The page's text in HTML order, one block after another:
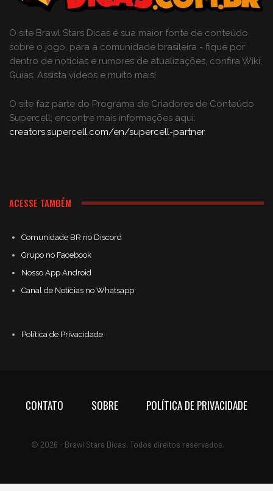
O site Brawl Stars Dicas é sua maior fonte de conteúdo
sobre o jogo, para a comunidade brasileira - fique por
dentro de notícias e rumores de atualizações, confira Wiki,
Guias, Assista vídeos e muito mais!
O site faz parte do Programa de Criadores de Conteúdo
Supercell; encontre mais informações aqui:
creators.supercell.com/en/supercell-partner.
ACESSE TAMBÉM
Comunidade BR no Discord
Grupo no Facebook
Nosso App Android
Canal de Notícias no Whatsapp
Política de Privacidade
CONTATO SOBRE POLÍTICA DE PRIVACIDADE
© 2026 - Brawl Stars Dicas. Todos direitos reservados.